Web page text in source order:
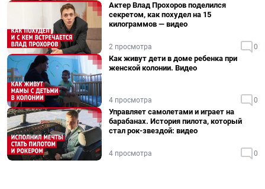
Актер Влад Прохоров поделился
секретом, как похудел на 15
килограммов — видео
2 просмотра 0
Как живут дети в доме ребенка при
женской колонии. Видео
4 просмотра 0
Управляет самолетами и играет на
барабанах. История пилота, который
стал рок-звездой: видео
4 просмотра 0